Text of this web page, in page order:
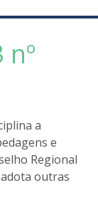
nº
a
e
Regional
adota outras